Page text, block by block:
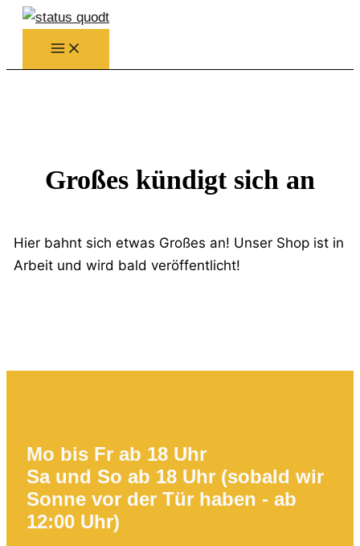
Zum
Inhalt
springen
Großes kündigt sich an
Hier bahnt sich etwas Großes an! Unser Shop ist in
Arbeit und wird bald veröffentlicht!
Mo bis Fr ab 18 Uhr
Sa und So ab 18 Uhr (sobald wir
Sonne vor der Tür haben - ab
12:00 Uhr)